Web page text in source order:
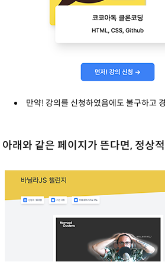
만약! 강의를 신청하였음에도 불구하고
래와 같은 페이지가 뜬다면, 정상